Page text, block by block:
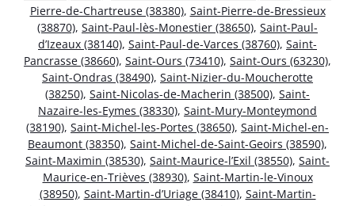
Pierre-de-Chartreuse (38380), Saint-Pierre-de-Bressieux
(38870), Saint-Paul-lès-Monestier (38650), Saint-Paul-
d’Izeaux (38140), Saint-Paul-de-Varces (38760), Saint-
Pancrasse (38660), Saint-Ours (73410), Saint-Ours (63230),
Saint-Ondras (38490), Saint-Nizier-du-Moucherotte
(38250), Saint-Nicolas-de-Macherin (38500), Saint-
Nazaire-les-Eymes (38330), Saint-Mury-Monteymond
(38190), Saint-Michel-les-Portes (38650), Saint-Michel-en-
Beaumont (38350), Saint-Michel-de-Saint-Geoirs (38590),
Saint-Maximin (38530), Saint-Maurice-l’Exil (38550), Saint-
Maurice-en-Trièves (38930), Saint-Martin-le-Vinoux
(38950), Saint-Martin-d’Uriage (38410), Saint-Martin-